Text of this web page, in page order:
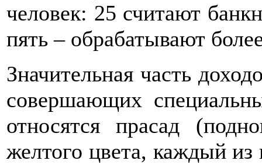
человек: 25 считают
пять – обрабатывают
Значительная часть
совершающих
относятся прасад
желтого цвета, каждый